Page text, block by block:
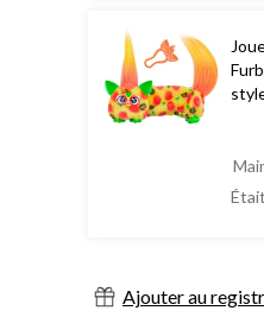
Était
Ajouter au